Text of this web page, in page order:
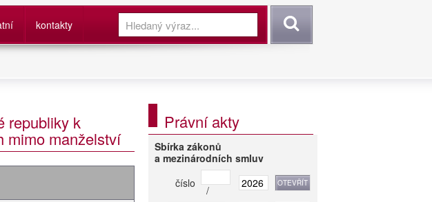
kontakty Vyhledat
republiky k
mimo manželství
Právní akty
Sbírka zákonů
a mezinárodních smluv
číslo
/